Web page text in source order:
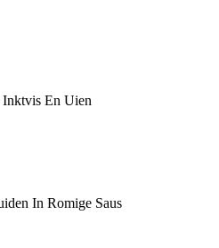
Inktvis En Uien
In Romige Saus